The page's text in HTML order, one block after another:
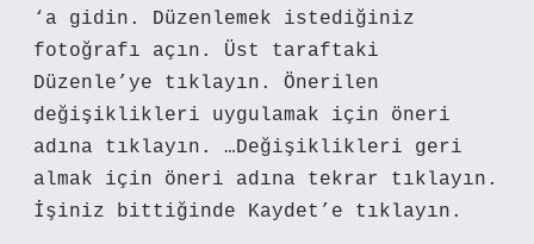
‘a gidin. Düzenlemek istediğiniz
fotoğrafı açın. Üst taraftaki
Düzenle’ye tıklayın. Önerilen
değişiklikleri uygulamak için öneri
adına tıklayın. …Değişiklikleri geri
almak için öneri adına tekrar tıklayın.
İşiniz bittiğinde Kaydet’e tıklayın.